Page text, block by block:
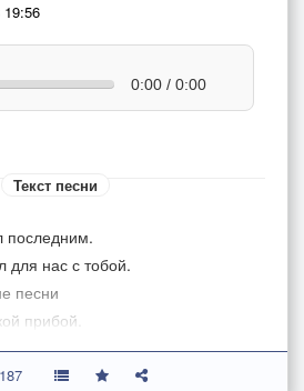
19:56
0:00 / 0:00
Текст песни
последним.
нас с тобой.
песни
прибой.
187